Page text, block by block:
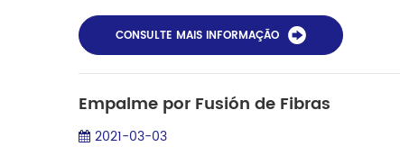
CONSULTE MAIS INFORMAÇÃO
Empalme por Fusión de Fibras
2021-03-03